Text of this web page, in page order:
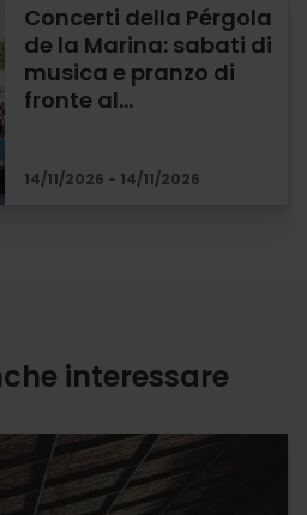
Concerti della Pérgola
de la Marina: sabati di
musica e pranzo di
fronte al…
14/11/2026 - 14/11/2026
interessare